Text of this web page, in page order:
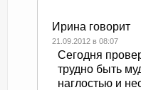
Ирина говорит
21.09.2012 в 08:07
Сегодня
трудно быть
наглостью и